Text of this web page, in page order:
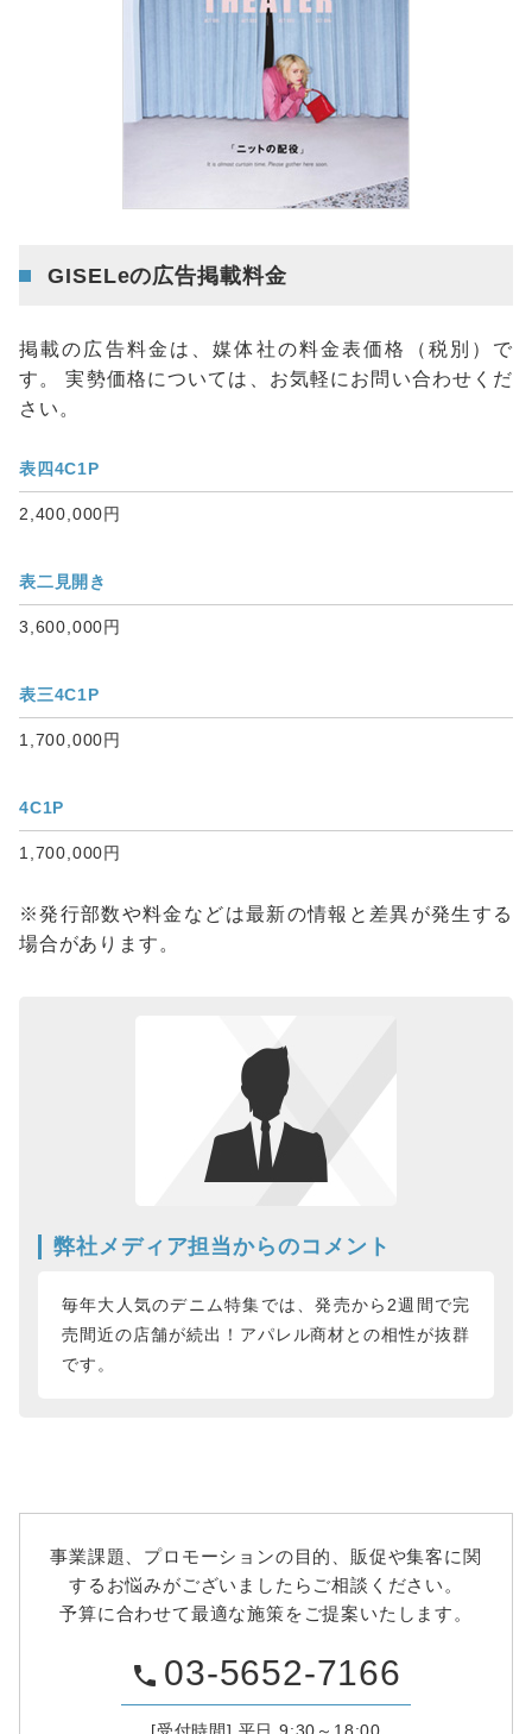
GISELeの広告掲載料金
掲載の広告料金は、媒体社の料金表価格（税別）で
す。 実勢価格については、お気軽にお問い合わせくだ
さい。
表四4C1P
2,400,000円
表二見開き
3,600,000円
表三4C1P
1,700,000円
4C1P
1,700,000円
※発行部数や料金などは最新の情報と差異が発生する
場合があります。
弊社メディア担当からのコメント
毎年大人気のデニム特集では、発売から2週間で完
売間近の店舗が続出！アパレル商材との相性が抜群
です。
事業課題、プロモーションの目的、販促や集客に関
するお悩みがございましたらご相談ください。
予算に合わせて最適な施策をご提案いたします。
phone 03-5652-7166